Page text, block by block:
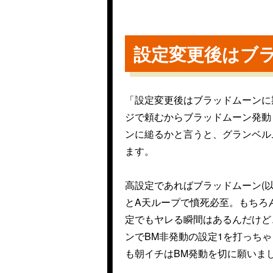
設定変更後はブ
「設定変更後はブラッドムーン
ジで頼むからブラッドムーン発
ンに縋るかと言うと、グランベ
ます。
高設定であればブラッドムーン(
とA天ループで憤死必至。もち
定でもヤレる瞬間はあるんだけ
ンでBM非発動の設定1を打っち
も朝イチはBM発動を切に願いま